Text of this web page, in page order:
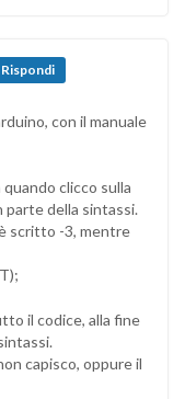
Rispondi
con il manuale
clicco sulla
parte della sintassi.
scritto -3, mentre
il codice, alla fine
capisco, oppure il